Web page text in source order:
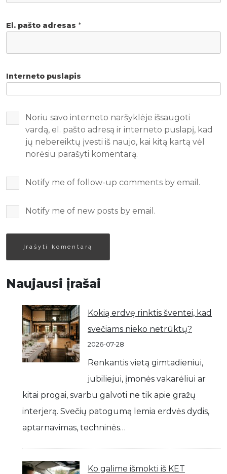
El. pašto adresas *
Interneto puslapis
Noriu savo interneto naršyklėje išsaugoti
vardą, el. pašto adresą ir interneto puslapį, kad
jų nebereiktų įvesti iš naujo, kai kitą kartą vėl
norėsiu parašyti komentarą.
Notify me of follow-up comments by email.
Notify me of new posts by email.
Naujausi įrašai
Kokią erdvę rinktis šventei, kad
svečiams nieko netrūktų?
2026-07-28
Renkantis vietą gimtadieniui,
jubiliejui, įmonės vakarėliui ar
kitai progai, svarbu galvoti ne tik apie gražų
interjerą. Svečių patogumą lemia erdvės dydis,
aptarnavimas, techninės…
Ko galime išmokti iš KET